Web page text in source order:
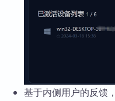
基于内侧用户的反馈